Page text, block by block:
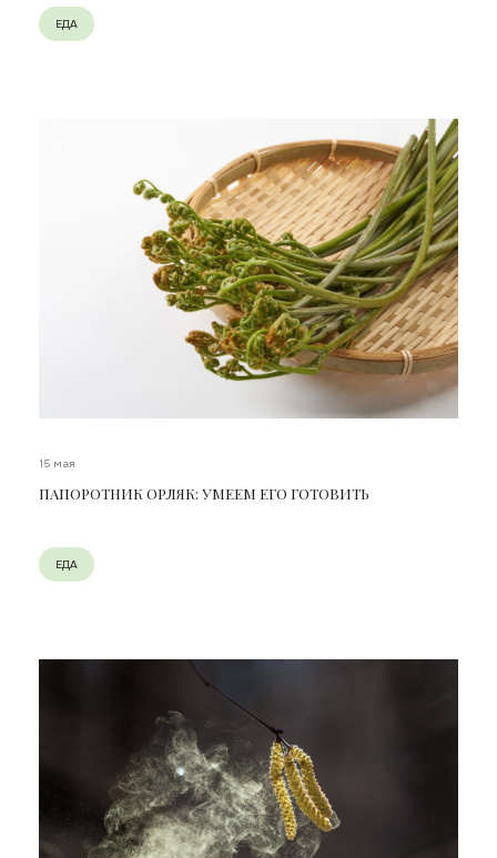
ЕДА
15 мая
ПАПОРОТНИК ОРЛЯК: УМЕЕМ ЕГО ГОТОВИТЬ
ЕДА